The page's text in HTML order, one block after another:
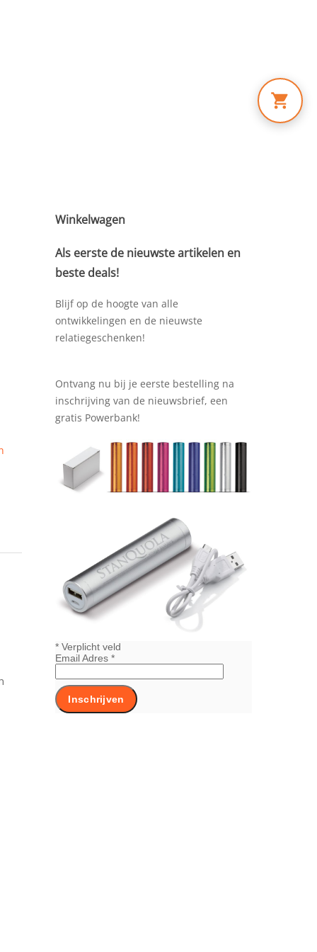
Winkelwagen
Als eerste de nieuwste artikelen en
beste deals!
Blijf op de hoogte van alle
ontwikkelingen en de nieuwste
relatiegeschenken!
Ontvang nu bij je eerste bestelling na
inschrijving van de nieuwsbrief, een
gratis Powerbank!
*Verplicht veld
Email Adres *